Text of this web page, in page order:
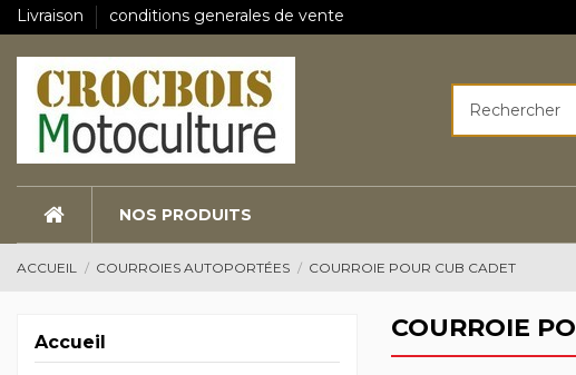
Livraison conditions generales de vente
NOS PRODUITS
ACCUEIL COURROIES AUTOPORTÉES COURROIE POUR CUB CADET
COURROIE
Accueil